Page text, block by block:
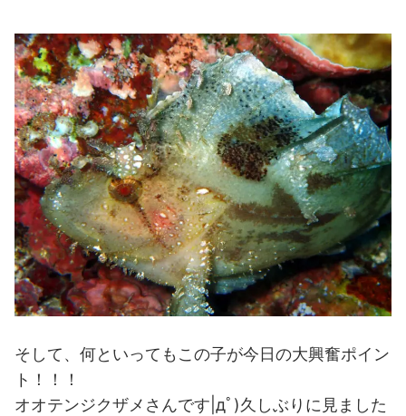
そして、何といってもこの子が今日の大興奮ポイン
ト！！！
オオテンジクザメさんです|дﾟ)久しぶりに見ました